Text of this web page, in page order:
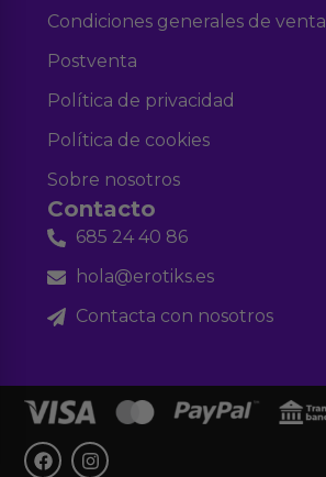
Condiciones generales de venta
Postventa
Política de privacidad
Política de cookies
Sobre nosotros
Contacto
685 24 40 86
hola@erotiks.es
Contacta con nosotros
F
a
I
n